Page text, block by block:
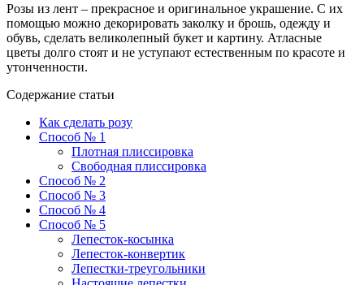
Розы из лент – прекрасное и оригинальное украшение. С их
помощью можно декорировать заколку и брошь, одежду и
обувь, сделать великолепный букет и картину. Атласные
цветы долго стоят и не уступают естественным по красоте и
утонченности.
Содержание статьи
Как сделать розу
Способ № 1
Плотная плиссировка
Свободная плиссировка
Способ № 2
Способ № 3
Способ № 4
Способ № 5
Лепесток-косынка
Лепесток-конвертик
Лепестки-треугольники